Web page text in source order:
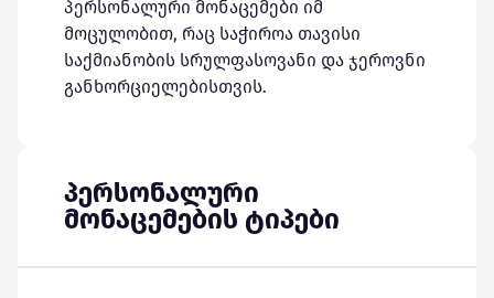
პერსონალური მონაცემები იმ
მოცულობით, რაც საჭიროა თავისი
საქმიანობის სრულფასოვანი და ჯეროვნი
განხორციელებისთვის.
პერსონალური
მონაცემების ტიპები